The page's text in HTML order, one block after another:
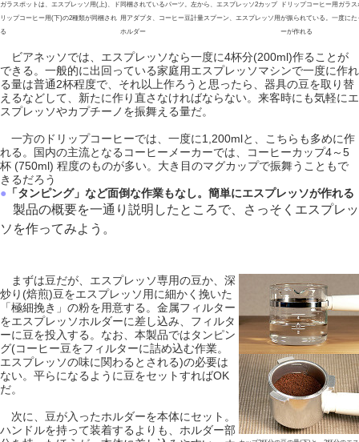
ガラスポットは、エスプレッソ用(上)、ド
リップコーヒー用(下)の2種類が同梱され
る
同梱されているパーツ。左から、エスプレッソ2カップ
用アダプタ、コーヒー豆計量スプーン、エスプレッソ用
ホルダー
ドリップコーヒー用ガラ
が振られている。一度に
ーが作れる
ビアネッソでは、エスプレッソなら一度に4杯分(200ml)作ることが
できる。一般的に出回っている家庭用エスプレッソマシンで一度に作れ
る量は普通2杯程度で、それ以上作ろうと思ったら、器具の豆を取り替
えるなどして、新たに作り直さなければならない。来客時にも気軽にエ
スプレッソやカプチーノを振舞える量だ。
一方のドリップコーヒーでは、一度に1,200mlと、こちらも多めに作
れる。国内の主流となるコーヒーメーカーでは、コーヒーカップ4～5
杯 (750ml) 程度のものが多い。大き目のマグカップで振舞うこともで
きるだろう
● 「タンピング」など面倒な作業もなし。簡単にエスプレッソが作れる
製品の概要を一通り説明したところで、さっそくエスプレッ
ソを作ってみよう。
まずは豆だが、エスプレッソ専用の豆か、深
炒り(焙煎)豆をエスプレッソ用に細かく挽いた
「極細挽き」の粉を用意する。金属フィルター
をエスプレッソホルダーに差し込み、フィルタ
ーに豆を投入する。なお、本製品ではタンピン
グ(コーヒー豆をフィルターに詰め込む作業。
エスプレッソの味に関わるとされる)の必要は
ない。平らになるように豆をセットすればOK
だ。
次に、豆が入ったホルダーを本体にセット。
ハンドルを持って装着するよりも、ホルダー部